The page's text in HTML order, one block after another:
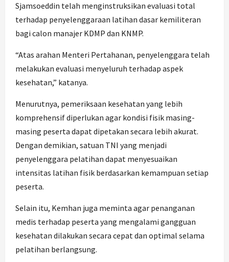
Sjamsoeddin telah menginstruksikan evaluasi total
terhadap penyelenggaraan latihan dasar kemiliteran
bagi calon manajer KDMP dan KNMP.
“Atas arahan Menteri Pertahanan, penyelenggara telah
melakukan evaluasi menyeluruh terhadap aspek
kesehatan,” katanya.
Menurutnya, pemeriksaan kesehatan yang lebih
komprehensif diperlukan agar kondisi fisik masing-
masing peserta dapat dipetakan secara lebih akurat.
Dengan demikian, satuan TNI yang menjadi
penyelenggara pelatihan dapat menyesuaikan
intensitas latihan fisik berdasarkan kemampuan setiap
peserta.
Selain itu, Kemhan juga meminta agar penanganan
medis terhadap peserta yang mengalami gangguan
kesehatan dilakukan secara cepat dan optimal selama
pelatihan berlangsung.